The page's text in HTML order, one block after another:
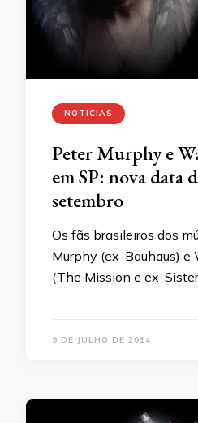
NOTÍCIAS
Peter Murphy e
em SP: nova data
setembro
Os fãs brasileiros dos
Murphy (ex-Bauhaus) e
(The Mission e ex-
9 DE JULHO DE 2014